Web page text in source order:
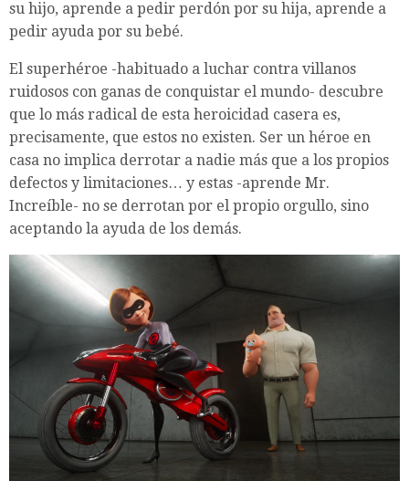
su hijo, aprende a pedir perdón por su hija, aprende a
pedir ayuda por su bebé.
El superhéroe -habituado a luchar contra villanos
ruidosos con ganas de conquistar el mundo- descubre
que lo más radical de esta heroicidad casera es,
precisamente, que estos no existen. Ser un héroe en
casa no implica derrotar a nadie más que a los propios
defectos y limitaciones… y estas -aprende Mr.
Increíble- no se derrotan por el propio orgullo, sino
aceptando la ayuda de los demás.